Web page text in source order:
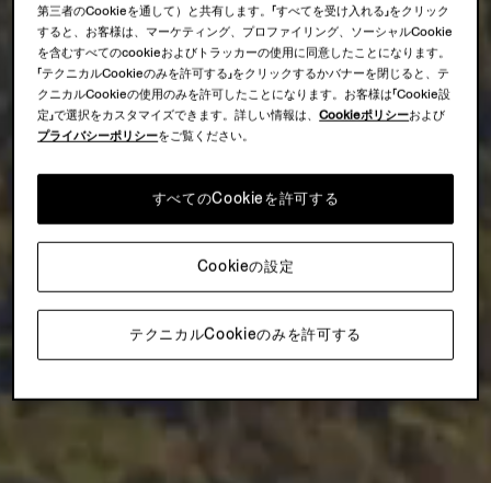
第三者のCookieを通して）と共有します。「すべてを受け入れる」をクリック
すると、お客様は、マーケティング、プロファイリング、ソーシャルCookie
を含むすべてのcookieおよびトラッカーの使用に同意したことになります。
「テクニカルCookieのみを許可する」をクリックするかバナーを閉じると、テ
クニカルCookieの使用のみを許可したことになります。お客様は「Cookie設
定」で選択をカスタマイズできます。詳しい情報は、Cookieポリシーおよび
プライバシーポリシーをご覧ください。
テクニカルCookieのみを許可する
すべてのCookieを許可する
Cookieの設定